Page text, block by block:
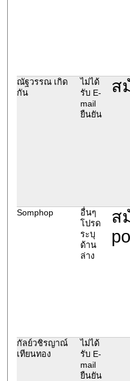
ณัฐวรรณ เกิด
กัน
ไม่ได้
รับ E-
mail
ยืนยัน
ส
Somphop
อื่นๆ
โปรด
ระบุ
ด้าน
ล่าง
ส
กัลย์วชิรญาณ์
เทียนทอง
ไม่ได้
รับ E-
mail
ยืนยัน